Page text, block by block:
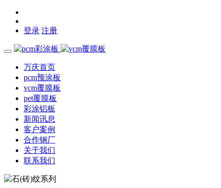
登录 注册
万庆首页
pcm预涂板
vcm覆膜板
pet覆膜板
彩涂铝板
新闻讯息
客户案例
合作钢厂
关于我们
联系我们